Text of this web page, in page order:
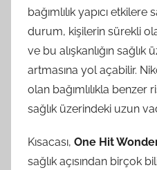
bağımlılık yapıcı
durum, kişilerin sürekli
ve bu alışkanlığın sağlık
artmasına yol açabilir.
olan bağımlılıkla benzer
sağlık üzerindeki uzun
Kısacası, One Hit
sağlık açısından birçok